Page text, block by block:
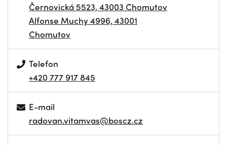
Černovická 5523, 43003 Chomutov
Alfonse Muchy 4996, 43001
Chomutov
Telefon
+420 777 917 845
E-mail
radovan.vitamvas@boscz.cz